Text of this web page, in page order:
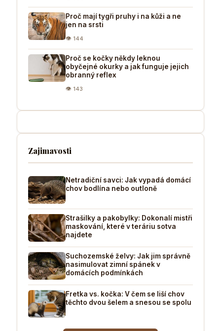
Proč mají tygři pruhy i na kůži a ne
jen na srsti
👁 144
Proč se kočky někdy leknou
obyčejné okurky a jak funguje jejich
obranný reflex
👁 143
Zajimavosti
Netradiční savci: Jak vypadá domácí
chov bodlína nebo outloně
Strašilky a pakobylky: Dokonalí mistři
maskování, které v teráriu sotva
najdete
Suchozemské želvy: Jak jim správně
nasimulovat zimní spánek v
domácích podmínkách
Fretka vs. kočka: V čem se liší chov
těchto dvou šelem a snesou se spolu